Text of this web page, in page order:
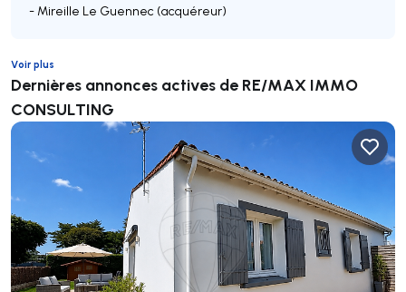
- Mireille Le Guennec (acquéreur)
Voir plus
Dernières annonces actives de RE/MAX IMMO
CONSULTING